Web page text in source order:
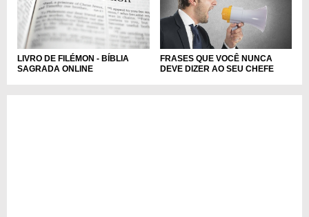
LIVRO DE FILÉMON - BÍBLIA
SAGRADA ONLINE
FRASES QUE VOCÊ NUNCA
DEVE DIZER AO SEU CHEFE